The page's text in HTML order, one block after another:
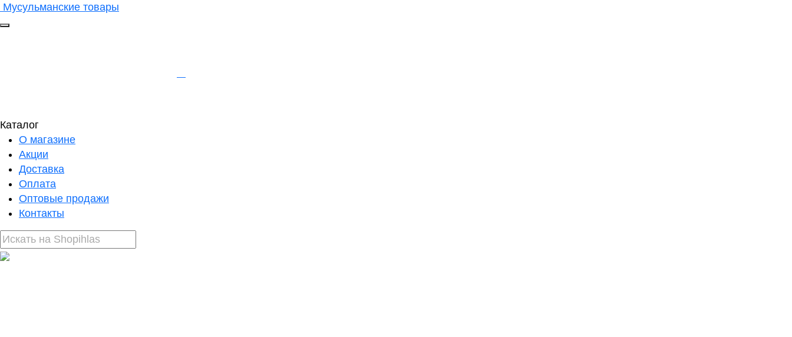
Мусульманские товары
Каталог
О магазине
Акции
Доставка
Оплата
Оптовые продажи
Контакты